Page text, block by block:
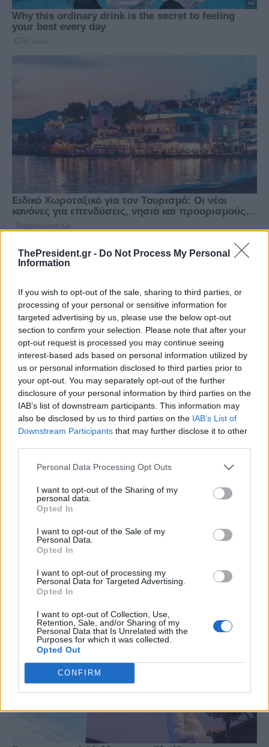
ThePresident.gr - Do Not Process My Personal
Information
If you wish to opt-out of the sale, sharing to third parties, or
processing of your personal or sensitive information for
targeted advertising by us, please use the below opt-out
section to confirm your selection. Please note that after your
opt-out request is processed you may continue seeing
interest-based ads based on personal information utilized by
us or personal information disclosed to third parties prior to
your opt-out. You may separately opt-out of the further
disclosure of your personal information by third parties on the
IAB’s list of downstream participants. This information may
also be disclosed by us to third parties on the IAB’s List of
Downstream Participants that may further disclose it to other
Personal Data Processing Opt Outs
I want to opt-out of the Sharing of my
personal data.
Opted In
I want to opt-out of the Sale of my
Personal Data.
Opted In
I want to opt-out of processing my
Personal Data for Targeted Advertising.
Opted In
I want to opt-out of Collection, Use,
Retention, Sale, and/or Sharing of my
Personal Data that Is Unrelated with the
Purposes for which it was collected.
Opted Out
CONFIRM